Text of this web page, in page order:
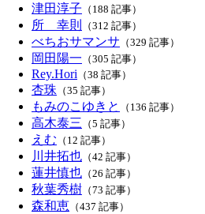
津田淳子 （188 記事）
所 幸則 （312 記事）
べちおサマンサ （329 記事）
岡田陽一 （305 記事）
Rey.Hori （38 記事）
杏珠 （35 記事）
もみのこゆきと （136 記事）
高木泰三 （5 記事）
えむ （12 記事）
川井拓也 （42 記事）
蓮井慎也 （26 記事）
秋葉秀樹 （73 記事）
森和恵 （437 記事）